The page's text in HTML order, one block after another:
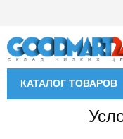
КАТАЛОГ ТОВАРОВ